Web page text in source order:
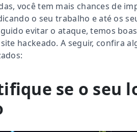
você tem mais chances de
o seu trabalho e até os
evitar o ataque, temos
hackeado. A seguir, confira
se o seu